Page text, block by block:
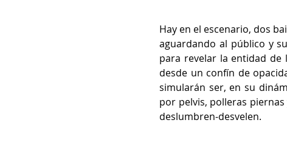
Hay en el escenario, dos
aguardando al público y
para revelar la entidad de
desde un confín de
simularán ser, en su
por pelvis, polleras
deslumbren-desvelen.